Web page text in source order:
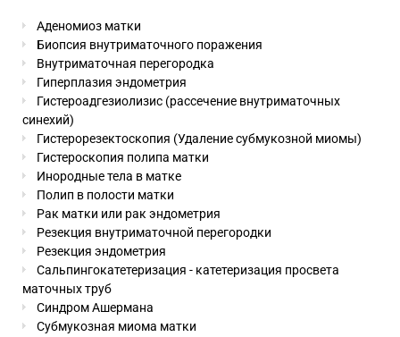
Аденомиоз матки
Биопсия внутриматочного поражения
Внутриматочная перегородка
Гиперплазия эндометрия
Гистероадгезиолизис (рассечение внутриматочных
синехий)
Гистерорезектоскопия (Удаление субмукозной миомы)
Гистероскопия полипа матки
Инородные тела в матке
Полип в полости матки
Рак матки или рак эндометрия
Резекция внутриматочной перегородки
Резекция эндометрия
Сальпингокатетеризация - катетеризация просвета
маточных труб
Синдром Ашермана
Субмукозная миома матки